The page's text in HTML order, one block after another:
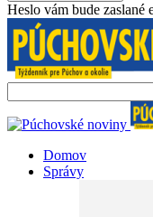
Heslo vám bude zaslané
Domov
Správy